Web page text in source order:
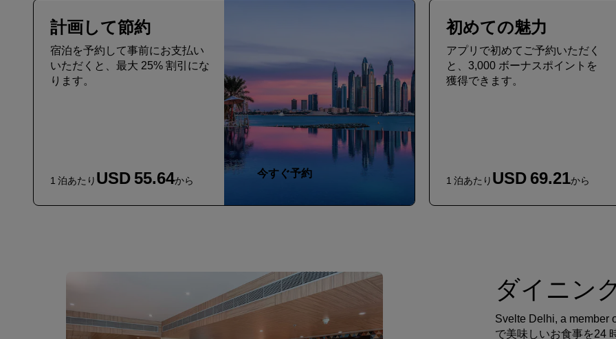
計画して節約
宿泊を予約して事前にお支払い
いただくと、最大 25% 割引にな
ります。
1 泊あたり USD 55.64から 今すぐ予約
初めての魅力
アプリで初めてご予約いただく
と、3,000 ボーナスポイントを
獲得できます。
1 泊あたり USD 69.21から
ダイニン
Svelte Delhi, a member
で美味しいお食事を24